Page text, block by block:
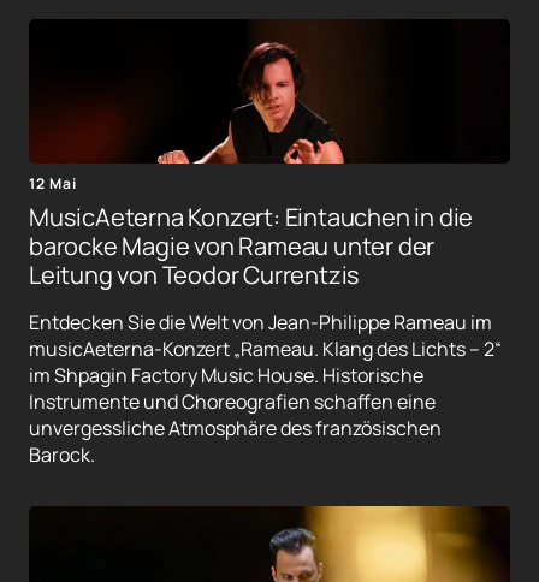
12 Mai
MusicAeterna Konzert: Eintauchen in die
barocke Magie von Rameau unter der
Leitung von Teodor Currentzis
Entdecken Sie die Welt von Jean-Philippe Rameau im
musicAeterna-Konzert „Rameau. Klang des Lichts – 2“
im Shpagin Factory Music House. Historische
Instrumente und Choreografien schaffen eine
unvergessliche Atmosphäre des französischen
Barock.